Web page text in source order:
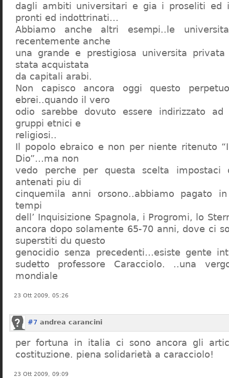
dagli ambiti universitari e gia i proseliti ed
pronti ed indottrinati…
Abbiamo anche altri esempi..le
recentemente anche
una grande e prestigiosa universita
stata acquistata
da capitali arabi.
Non capisco ancora oggi questo
ebrei..quando il vero
odio sarebbe dovuto essere indirizzato
gruppi etnici e
religiosi..
Il popolo ebraico e non per niente ritenuto
Dio”…ma non
vedo perche per questa scelta
antenati piu di
cinquemila anni orsono..abbiamo pagato
tempi
dell’ Inquisizione Spagnola, i Progromi, lo
ancora dopo solamente 65-70 anni, dove ci
superstiti du questo
genocidio senza precedenti…esiste gente
sudetto professore Caracciolo. ..una
mondiale
23 Ott 2009, 05:26
#7 andrea carancini
per fortuna in italia ci sono ancora gli
costituzione. piena solidarietà a caracciolo!
23 Ott 2009, 09:09